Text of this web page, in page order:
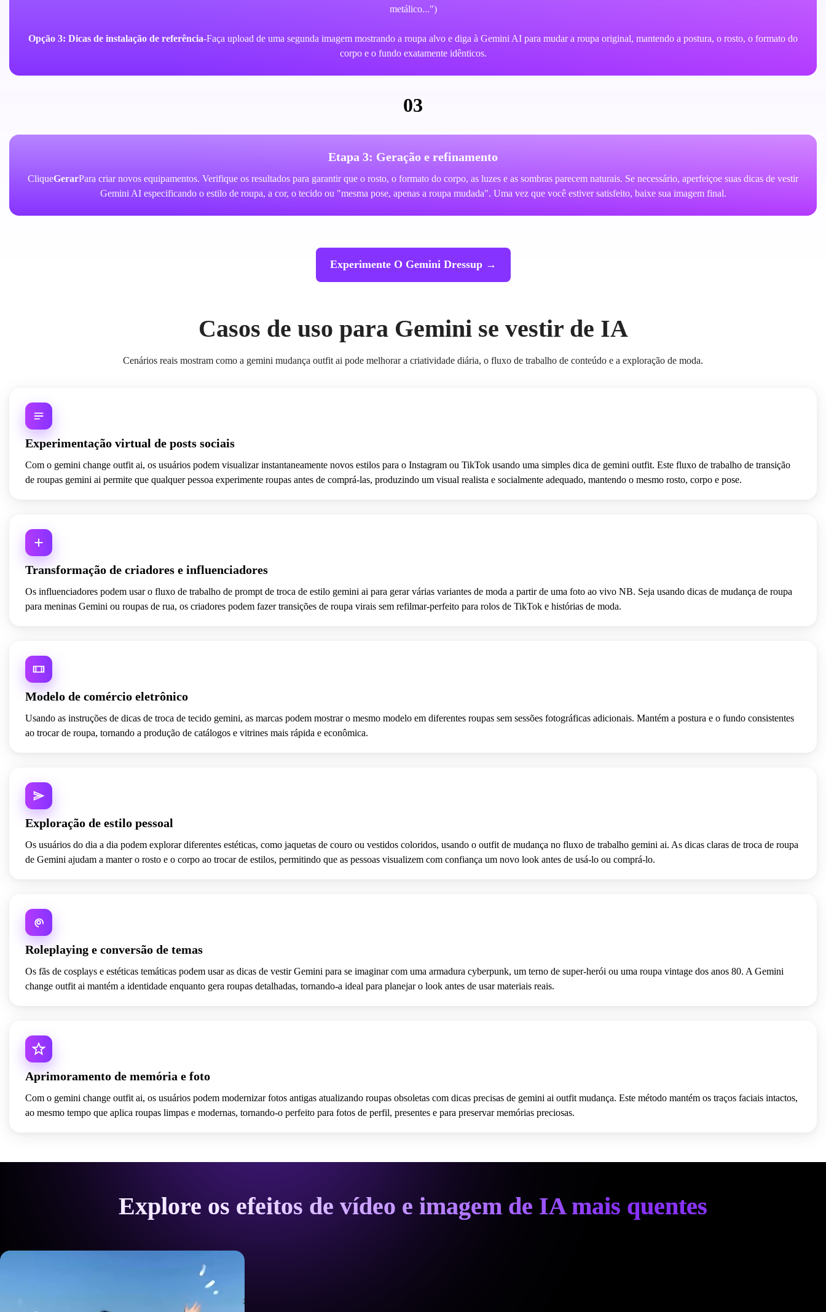
metálico...")
Opção 3: Dicas de instalação de referência-Faça upload de uma segunda imagem mostrando a roupa alvo e diga à Gemini AI para mudar a roupa original, mantendo a postura, o rosto, o formato do
corpo e o fundo exatamente idênticos.
03
Etapa 3: Geração e refinamento
CliqueGerarPara criar novos equipamentos. Verifique os resultados para garantir que o rosto, o formato do corpo, as luzes e as sombras parecem naturais. Se necessário, aperfeiçoe suas dicas de vestir
Gemini AI especificando o estilo de roupa, a cor, o tecido ou "mesma pose, apenas a roupa mudada". Uma vez que você estiver satisfeito, baixe sua imagem final.
Experimente O Gemini Dressup →
Casos de uso para Gemini se vestir de IA
Cenários reais mostram como a gemini mudança outfit ai pode melhorar a criatividade diária, o fluxo de trabalho de conteúdo e a exploração de moda.
Experimentação virtual de posts sociais
Com o gemini change outfit ai, os usuários podem visualizar instantaneamente novos estilos para o Instagram ou TikTok usando uma simples dica de gemini outfit. Este fluxo de trabalho de transição
de roupas gemini ai permite que qualquer pessoa experimente roupas antes de comprá-las, produzindo um visual realista e socialmente adequado, mantendo o mesmo rosto, corpo e pose.
Transformação de criadores e influenciadores
Os influenciadores podem usar o fluxo de trabalho de prompt de troca de estilo gemini ai para gerar várias variantes de moda a partir de uma foto ao vivo NB. Seja usando dicas de mudança de roupa
para meninas Gemini ou roupas de rua, os criadores podem fazer transições de roupa virais sem refilmar-perfeito para rolos de TikTok e histórias de moda.
Modelo de comércio eletrônico
Usando as instruções de dicas de troca de tecido gemini, as marcas podem mostrar o mesmo modelo em diferentes roupas sem sessões fotográficas adicionais. Mantém a postura e o fundo consistentes
ao trocar de roupa, tornando a produção de catálogos e vitrines mais rápida e econômica.
Exploração de estilo pessoal
Os usuários do dia a dia podem explorar diferentes estéticas, como jaquetas de couro ou vestidos coloridos, usando o outfit de mudança no fluxo de trabalho gemini ai. As dicas claras de troca de roupa
de Gemini ajudam a manter o rosto e o corpo ao trocar de estilos, permitindo que as pessoas visualizem com confiança um novo look antes de usá-lo ou comprá-lo.
Roleplaying e conversão de temas
Os fãs de cosplays e estéticas temáticas podem usar as dicas de vestir Gemini para se imaginar com uma armadura cyberpunk, um terno de super-herói ou uma roupa vintage dos anos 80. A Gemini
change outfit ai mantém a identidade enquanto gera roupas detalhadas, tornando-a ideal para planejar o look antes de usar materiais reais.
Aprimoramento de memória e foto
Com o gemini change outfit ai, os usuários podem modernizar fotos antigas atualizando roupas obsoletas com dicas precisas de gemini ai outfit mudança. Este método mantém os traços faciais intactos,
ao mesmo tempo que aplica roupas limpas e modernas, tornando-o perfeito para fotos de perfil, presentes e para preservar memórias preciosas.
Explore os efeitos de vídeo e imagem de IA mais quentes